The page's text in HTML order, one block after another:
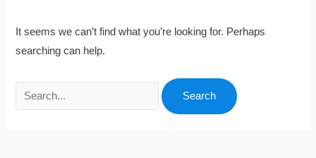
It seems we can’t find what you’re looking for. Perhaps
searching can help.